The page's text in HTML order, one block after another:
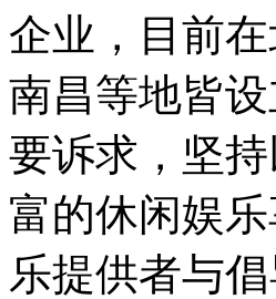
企业，目前
南昌等地皆
要诉求，坚
富的休闲娱
乐提供者与倡